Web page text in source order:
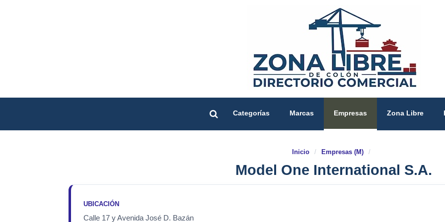
Categorías Marcas Empresas Zona Libre
Inicio / Empresas (M) /
Model One International S.A.
UBICACIÓN
Calle 17 y Avenida José D. Bazán